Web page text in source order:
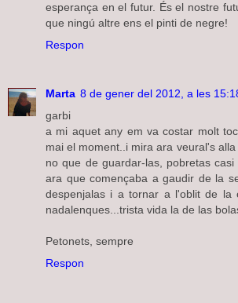
esperança en el futur. És el nostre
que ningú altre ens el pinti de negre!
Respon
Marta 8 de gener del 2012, a les
garbi
a mi aquet any em va costar molt
mai el moment..i mira ara veural's
no que de guardar-las, pobretas
ara que començaba a gaudir de la
despenjalas i a tornar a l'oblit de la
nadalenques...trista vida la de las
Petonets, sempre
Respon